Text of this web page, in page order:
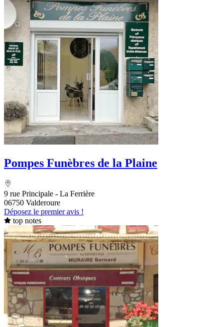
Pompes Funèbres de la Plaine
9 rue Principale - La Ferrière
06750 Valderoure
Déposez le premier avis !
top notes